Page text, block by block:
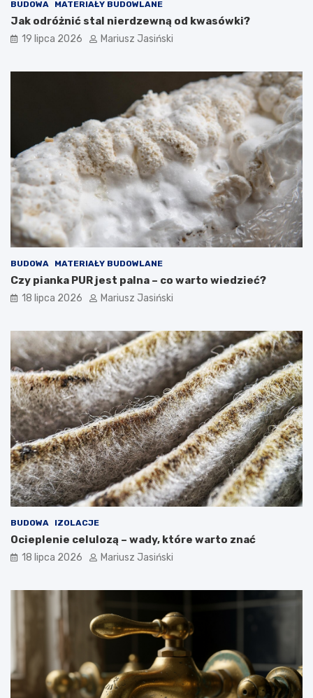
BUDOWA MATERIAŁY BUDOWLANE
Jak odróżnić stal nierdzewną od kwasówki?
19 lipca 2026 Mariusz Jasiński
BUDOWA MATERIAŁY BUDOWLANE
Czy pianka PUR jest palna – co warto wiedzieć?
18 lipca 2026 Mariusz Jasiński
BUDOWA IZOLACJE
Ocieplenie celulozą – wady, które warto znać
18 lipca 2026 Mariusz Jasiński